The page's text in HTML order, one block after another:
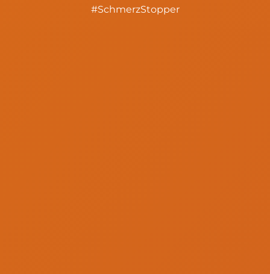
#SchmerzStopper